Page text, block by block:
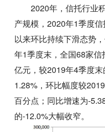
2020年，信托行业
产规模，2020年1季度
以来环比持续下滑态势
年1季度末，全国68家
亿元，较2019年4季度
1.28%，环比幅度较
百分点；同比增速为-
的-12.0%大幅收窄。